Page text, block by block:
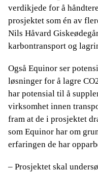
verdikjede for å
prosjektet som én av
Nils Håvard
karbontransport og
Også Equinor ser
løsninger for å lagre
har potensial til å
virksomhet innen
fram at de i prosjektet
som Equinor har om
erfaringen de har
– Prosjektet skal